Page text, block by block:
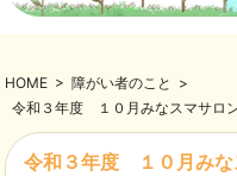
HOME > 障がい者のこと
>
令和３年度 １０月みなスマサロ
令和３年度 １０月み